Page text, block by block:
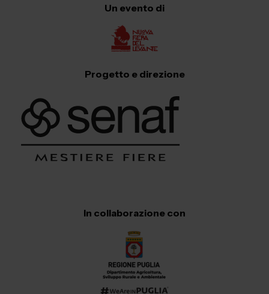
Un evento di
Progetto e direzione
In collaborazione con